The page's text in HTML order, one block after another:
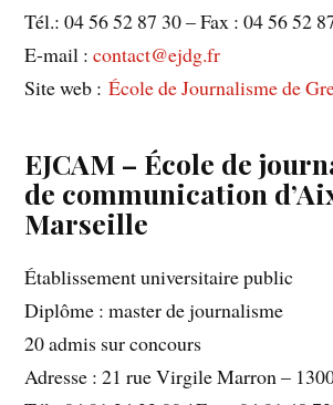
Tél.: 04 56 52 87 30 – Fax : 04 56 52
E-mail :contact@ejdg.fr
Site web :École de Journalisme de
EJCAM – École de
de communication
Marseille
Établissement universitaire public
Diplôme : master de journalisme
20 admis sur concours
Adresse : 21 rue Virgile Marron –